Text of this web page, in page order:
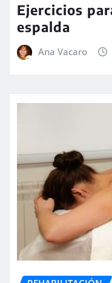
Ejercicios
espalda
Ana Vacaro